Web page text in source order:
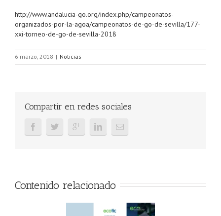
http://www.andalucia-go.org/index.php/campeonatos-
organizados-por-la-agoa/campeonatos-de-go-de-sevilla/177-
xxi-torneo-de-go-de-sevilla-2018
6 marzo, 2018 | Noticias
Compartir en redes sociales
Contenido relacionado